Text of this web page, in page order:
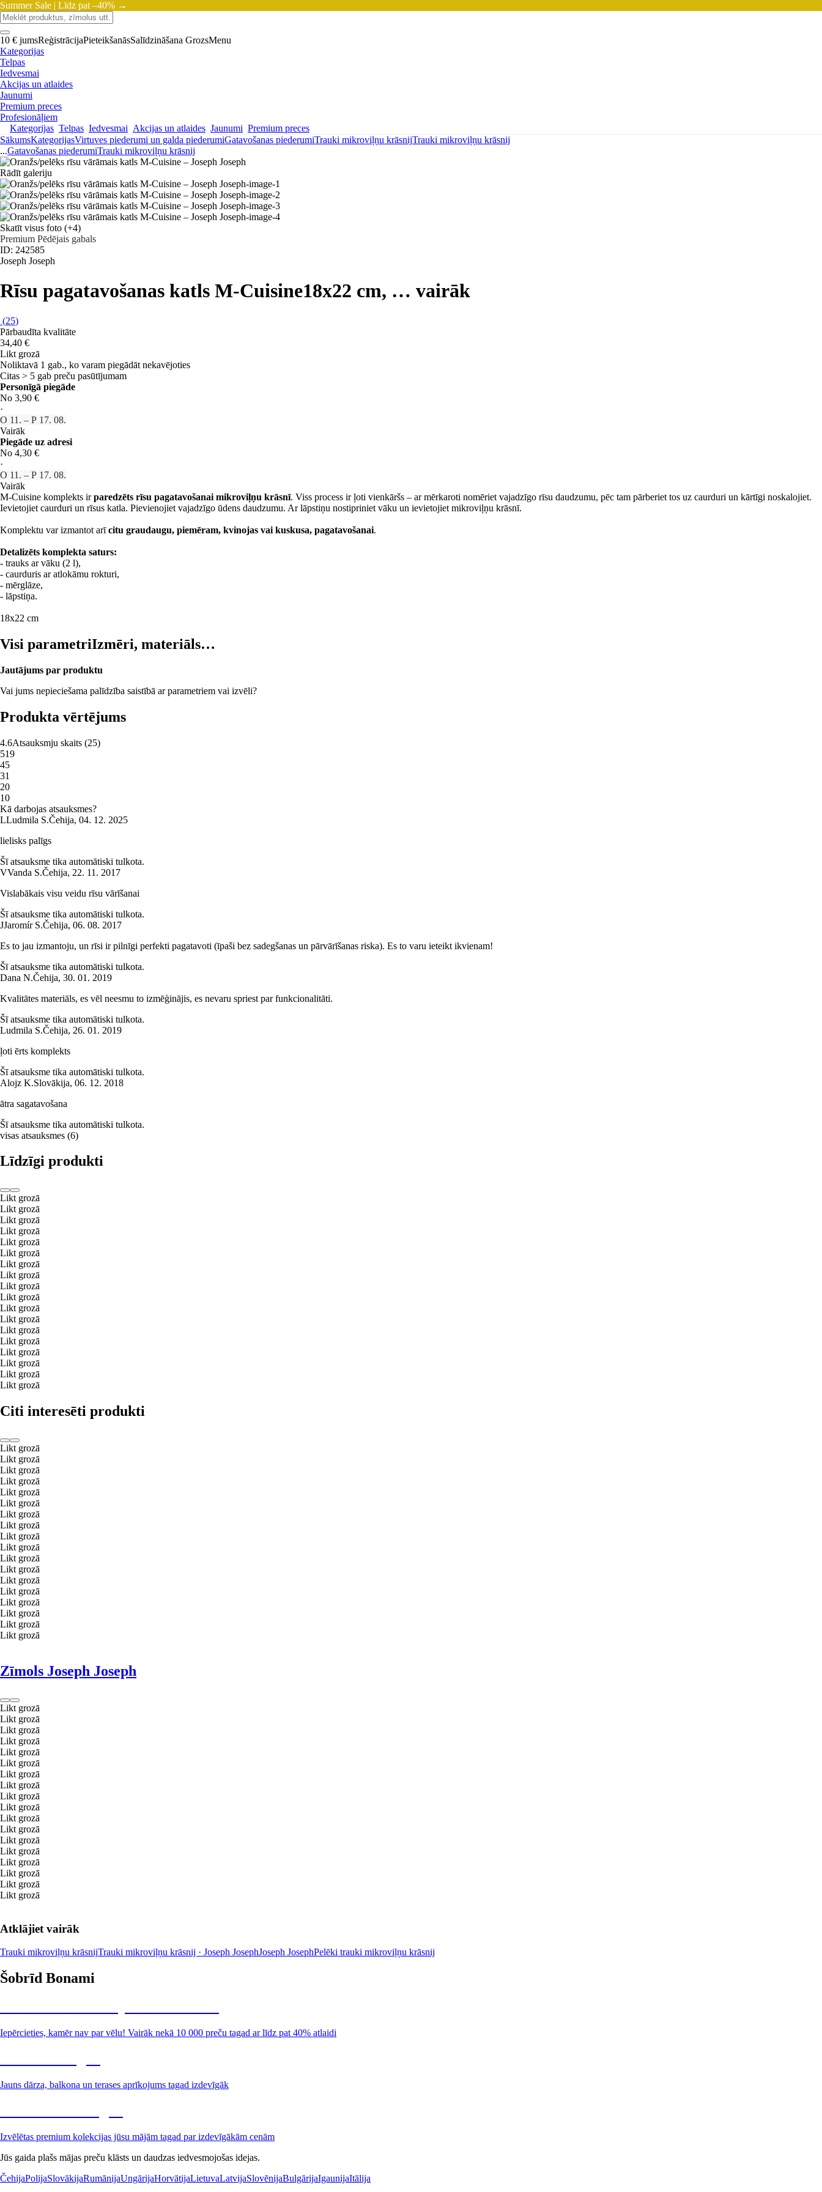
Summer Sale | Līdz pat –40% →
10 € jumsReģistrācijaPieteikšanāsSalīdzināšana GrozsMenu
Kategorijas
Telpas
Iedvesmai
Akcijas un atlaides
Jaunumi
Premium preces
Profesionāļiem
Kategorijas Telpas Iedvesmai Akcijas un atlaides Jaunumi Premium preces
SākumsKategorijasVirtuves piederumi un galda piederumiGatavošanas piederumiTrauki mikroviļņu krāsnijTrauki mikroviļņu krāsnij
...Gatavošanas piederumiTrauki mikroviļņu krāsnij
Rādīt galeriju
Skatīt visus foto (+4)
Premium Pēdējais gabals
ID: 242585
Joseph Joseph
Rīsu pagatavošanas katls M-Cuisine18x22 cm, … vairāk
(25)
Pārbaudīta kvalitāte
34,40 €
Likt grozā
Noliktavā 1 gab., ko varam piegādāt nekavējoties
Citas > 5 gab preču pasūtījumam
Personīgā piegāde
No 3,90 €
·
O 11. – P 17. 08.
Vairāk
Piegāde uz adresi
No 4,30 €
·
O 11. – P 17. 08.
Vairāk
M-Cuisine komplekts irparedzēts rīsu pagatavošanai mikroviļņu krāsnī. Viss process ir ļoti vienkāršs – ar mērkaroti nomēriet vajadzīgo rīsu daudzumu, pēc tam pārberiet tos uz caurduri un kārtīgi noskalojiet.
Ievietojiet caurduri un rīsus katla. Pievienojiet vajadzīgo ūdens daudzumu. Ar lāpstiņu nostipriniet vāku un ievietojiet mikroviļņu krāsnī.
Komplektu var izmantot arīcitu graudaugu, piemēram, kvinojas vai kuskusa, pagatavošanai.
Detalizēts komplekta saturs:
- trauks ar vāku (2 l),
- caurduris ar atlokāmu rokturi,
- mērglāze,
- lāpstiņa.
18x22 cm
Visi parametriIzmēri, materiāls…
Jautājums par produktu
Vai jums nepieciešama palīdzība saistībā ar parametriem vai izvēli?
Produkta vērtējums
4.6Atsauksmju skaits (25)
519
45
31
20
10
Kā darbojas atsauksmes?
LLudmila S.Čehija, 04. 12. 2025
lielisks palīgs
Šī atsauksme tika automātiski tulkota.
VVanda S.Čehija, 22. 11. 2017
Vislabākais visu veidu rīsu vārīšanai
Šī atsauksme tika automātiski tulkota.
JJaromír S.Čehija, 06. 08. 2017
Es to jau izmantoju, un rīsi ir pilnīgi perfekti pagatavoti (īpaši bez sadegšanas un pārvārīšanas riska). Es to varu ieteikt ikvienam!
Šī atsauksme tika automātiski tulkota.
Dana N.Čehija, 30. 01. 2019
Kvalitātes materiāls, es vēl neesmu to izmēģinājis, es nevaru spriest par funkcionalitāti.
Šī atsauksme tika automātiski tulkota.
Ludmila S.Čehija, 26. 01. 2019
ļoti ērts komplekts
Šī atsauksme tika automātiski tulkota.
Alojz K.Slovākija, 06. 12. 2018
ātra sagatavošana
Šī atsauksme tika automātiski tulkota.
visas atsauksmes (6)
Līdzīgi produkti
Likt grozā
Likt grozā
Likt grozā
Likt grozā
Likt grozā
Likt grozā
Likt grozā
Likt grozā
Likt grozā
Likt grozā
Likt grozā
Likt grozā
Likt grozā
Likt grozā
Likt grozā
Likt grozā
Likt grozā
Likt grozā
Citi interesēti produkti
Likt grozā
Likt grozā
Likt grozā
Likt grozā
Likt grozā
Likt grozā
Likt grozā
Likt grozā
Likt grozā
Likt grozā
Likt grozā
Likt grozā
Likt grozā
Likt grozā
Likt grozā
Likt grozā
Likt grozā
Likt grozā
Zīmols Joseph Joseph
Likt grozā
Likt grozā
Likt grozā
Likt grozā
Likt grozā
Likt grozā
Likt grozā
Likt grozā
Likt grozā
Likt grozā
Likt grozā
Likt grozā
Likt grozā
Likt grozā
Likt grozā
Likt grozā
Likt grozā
Likt grozā
Atklājiet vairāk
Trauki mikroviļņu krāsnijTrauki mikroviļņu krāsnij · Joseph JosephJoseph JosephPelēki trauki mikroviļņu krāsnij
Šobrīd Bonami
Iepērcieties, kamēr nav par vēlu! Vairāk nekā 10 000 preču tagad ar līdz pat 40% atlaidi
Jauns dārza, balkona un terases aprīkojums tagad izdevīgāk
Izvēlētas premium kolekcijas jūsu mājām tagad par izdevīgākām cenām
Jūs gaida plašs mājas preču klāsts un daudzas iedvesmojošas idejas.
ČehijaPolijaSlovākijaRumānijaUngārijaHorvātijaLietuvaLatvijaSlovēnijaBulgārijaIgaunijaItālija